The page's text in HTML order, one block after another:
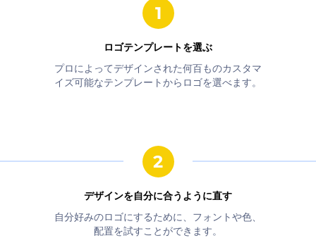
ロゴテンプレートを選ぶ
プロによってデザインされた何百ものカスタマ
イズ可能なテンプレートからロゴを選べます。
デザインを自分に合うように直す
自分好みのロゴにするために、フォントや色、
配置を試すことができます。